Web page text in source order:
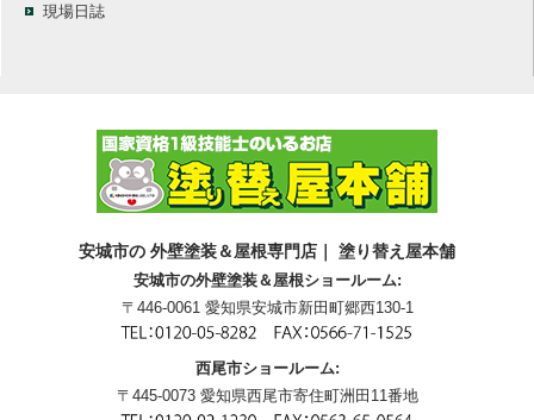
現場日誌
安城市の 外壁塗装＆屋根専門店｜ 塗り替え屋本舗
安城市の外壁塗装＆屋根ショールーム:
〒446-0061 愛知県安城市新田町郷西130-1
西尾市ショールーム:
〒445-0073 愛知県西尾市寄住町洲田11番地